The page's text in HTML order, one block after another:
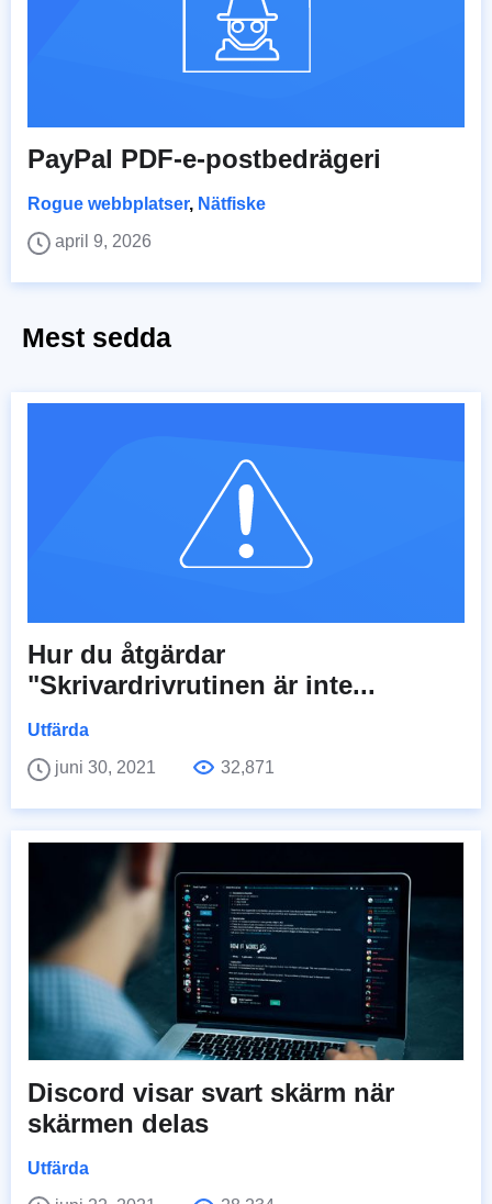
PayPal PDF-e-postbedrägeri
Rogue webbplatser, Nätfiske
april 9, 2026
Mest sedda
Hur du åtgärdar
"Skrivardrivrutinen är inte...
Utfärda
juni 30, 2021
32,871
Discord visar svart skärm när
skärmen delas
Utfärda